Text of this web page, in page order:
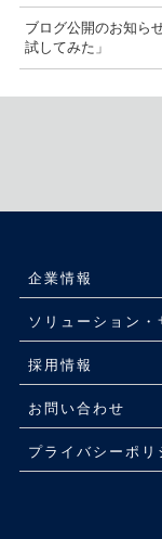
ブログ公開のお知ら
試してみた」
企業情報
ソリューション・
採用情報
お問い合わせ
プライバシーポリ